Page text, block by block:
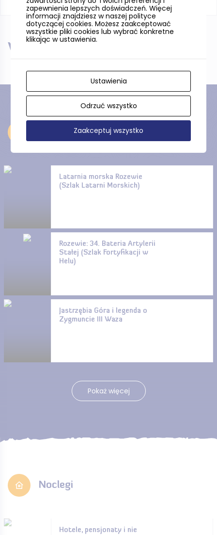
W pobliżu
Latarnia morska Rozewie
(Szlak Latarni Morskich)
Rozewie: 34. Bateria Artylerii
Stałej (Szlak Fortyfikacji w
Helu)
Jastrzębia Góra i legenda o
Zygmuncie III Waza
Pokaż więcej
Noclegi
Hotele, pensjonaty i nie
zapewnienia lepszych doświadczeń. Więcej
informacji znajdziesz w naszej polityce
dotyczącej cookies. Możesz zaakceptować
wszystkie pliki cookies lub wybrać konkretne
klikając w ustawienia.
Ustawienia
Odrzuć wszystko
Zaakceptuj wszystko